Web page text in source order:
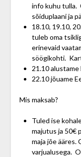
info kuhu tulla.
sõiduplaani ja
18.10, 19.10,
tuleb oma
erinevaid
söögikohti.
21.10
22.10 jõuame
Mis maksab?
Tuled ise
majutus ja 50€
maja jõe ääres.
varjualusega.